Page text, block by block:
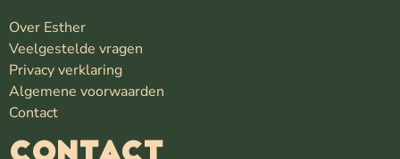
Over Esther
Veelgestelde vragen
Privacy verklaring
Algemene voorwaarden
Contact